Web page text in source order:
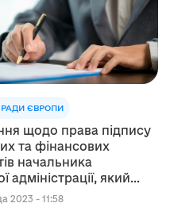
ЄВРОПИ
щодо права підпису
та фінансових
начальника
адміністрації, який
місцевого
2023 - 11:58